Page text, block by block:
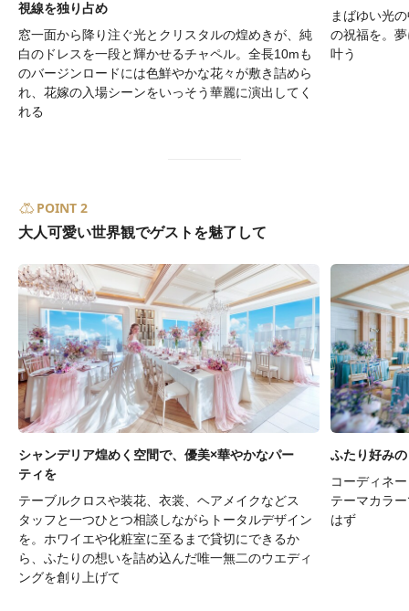
視線を独り占め
窓一面から降り注ぐ光とクリスタルの煌めきが、純
白のドレスを一段と輝かせるチャペル。全長10mも
のバージンロードには色鮮やかな花々が敷き詰めら
れ、花嫁の入場シーンをいっそう華麗に演出してく
れる
まばゆい光
の祝福を。
叶う
POINT 2
大人可愛い世界観でゲストを魅了して
シャンデリア煌めく空間で、優美×華やかなパー
ティを
テーブルクロスや装花、衣裳、ヘアメイクなどス
タッフと一つひとつ相談しながらトータルデザイン
を。ホワイエや化粧室に至るまで貸切にできるか
ら、ふたりの想いを詰め込んだ唯一無二のウエディ
ングを創り上げて
ふたり好み
コーディネ
テーマカラ
はず